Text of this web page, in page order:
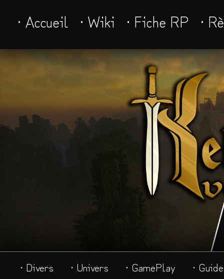
· Accueil · Wiki · Fiche RP ·
· Divers · Univers · GamePlay ·